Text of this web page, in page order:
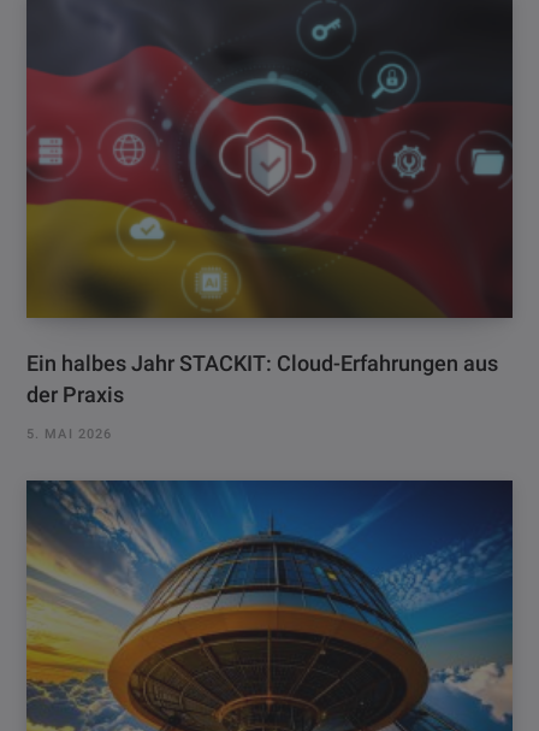
Ein halbes Jahr STACKIT: Cloud-Erfahrungen aus
der Praxis
5. MAI 2026